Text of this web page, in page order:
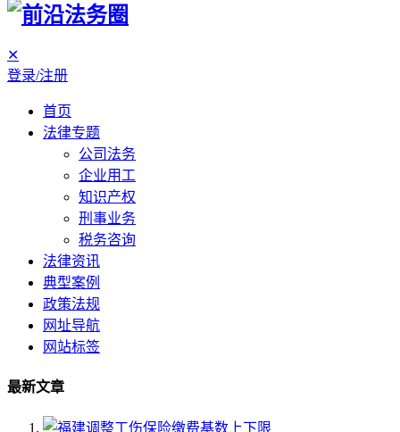
✕
登录/注册
首页
法律专题
公司法务
企业用工
知识产权
刑事业务
税务咨询
法律资讯
典型案例
政策法规
网址导航
网站标签
最新文章